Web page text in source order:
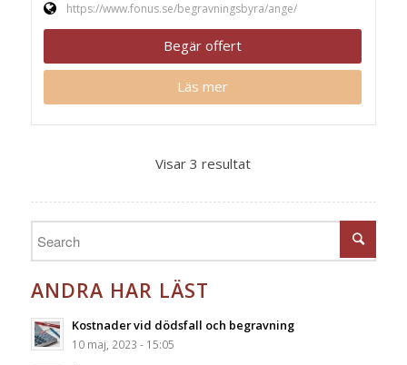
https://www.fonus.se/begravningsbyra/ange/
Begär offert
Läs mer
Visar 3 resultat
ANDRA HAR LÄST
Kostnader vid dödsfall och begravning
10 maj, 2023 - 15:05